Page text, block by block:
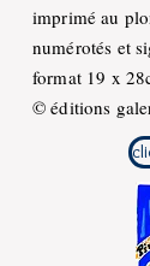
imprimé au
numérotés et
format 19 x
© éditions